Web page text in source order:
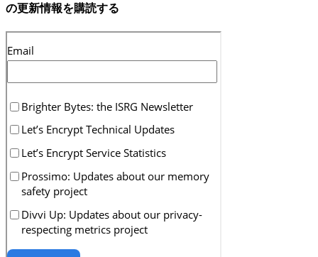
の更新情報を購読する